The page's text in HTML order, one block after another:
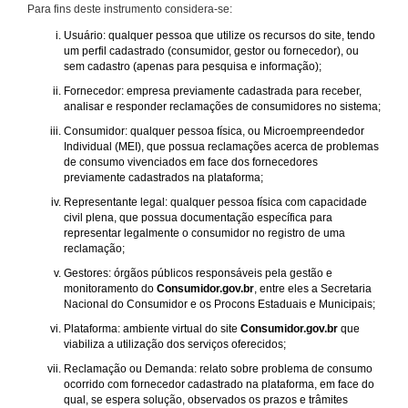
Para fins deste instrumento considera-se:
Usuário: qualquer pessoa que utilize os recursos do site, tendo
um perfil cadastrado (consumidor, gestor ou fornecedor), ou
sem cadastro (apenas para pesquisa e informação);
Fornecedor: empresa previamente cadastrada para receber,
analisar e responder reclamações de consumidores no sistema;
Consumidor: qualquer pessoa física, ou Microempreendedor
Individual (MEI), que possua reclamações acerca de problemas
de consumo vivenciados em face dos fornecedores
previamente cadastrados na plataforma;
Representante legal: qualquer pessoa física com capacidade
civil plena, que possua documentação específica para
representar legalmente o consumidor no registro de uma
reclamação;
Gestores: órgãos públicos responsáveis pela gestão e
monitoramento do Consumidor.gov.br, entre eles a Secretaria
Nacional do Consumidor e os Procons Estaduais e Municipais;
Plataforma: ambiente virtual do site Consumidor.gov.br que
viabiliza a utilização dos serviços oferecidos;
Reclamação ou Demanda: relato sobre problema de consumo
ocorrido com fornecedor cadastrado na plataforma, em face do
qual, se espera solução, observados os prazos e trâmites